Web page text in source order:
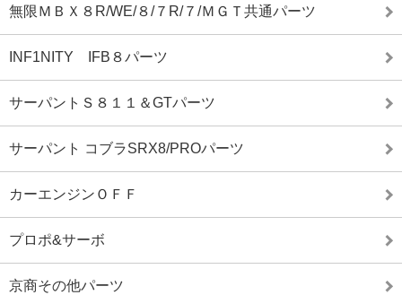
無限ＭＢＸ８R/WE/８/７R/７/ＭＧＴ共通パーツ
INF1NITY IFB８パーツ
サーパントＳ８１１＆GTパーツ
サーパント コブラSRX8/PROパーツ
カーエンジンＯＦＦ
プロポ&サーボ
京商その他パーツ